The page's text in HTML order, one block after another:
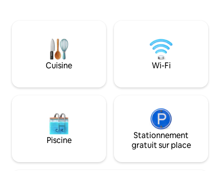
2 personnes, et 2 personnes peuvent y
séjourner. Des chambres adaptées au
nombre de personnes sont
recommandées. Veuillez nous contacter
détaillées…
chaque
privé pour 2
pourrez faire un
grande terrasse
Cuisine Wi-Fi
Piscine
Stationnement
gratuit sur place